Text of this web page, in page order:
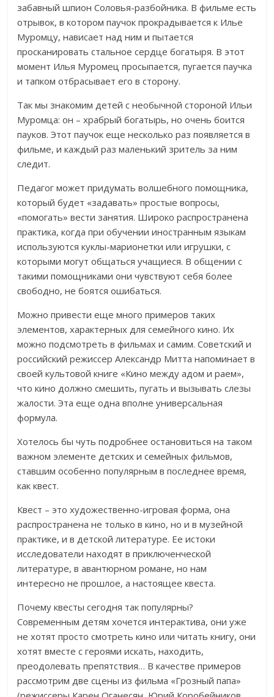
забавный шпион Соловья-разбойника. В фильме есть
отрывок, в котором паучок прокрадывается к Илье
Муромцу, нависает над ним и пытается
просканировать стальное сердце богатыря. В этот
момент Илья Муромец просыпается, пугается паучка
и тапком отбрасывает его в сторону.
Так мы знакомим детей с необычной стороной Ильи
Муромца: он – храбрый богатырь, но очень боится
пауков. Этот паучок еще несколько раз появляется в
фильме, и каждый раз маленький зритель за ним
следит.
Педагог может придумать волшебного помощника,
который будет «задавать» простые вопросы,
«помогать» вести занятия. Широко распространена
практика, когда при обучении иностранным языкам
используются куклы-марионетки или игрушки, с
которыми могут общаться учащиеся. В общении с
такими помощниками они чувствуют себя более
свободно, не боятся ошибаться.
Можно привести еще много примеров таких
элементов, характерных для семейного кино. Их
можно подсмотреть в фильмах и самим. Советский и
российский режиссер Александр Митта напоминает в
своей культовой книге «Кино между адом и раем»,
что кино должно смешить, пугать и вызывать слезы
жалости. Эта еще одна вполне универсальная
формула.
Хотелось бы чуть подробнее остановиться на таком
важном элементе детских и семейных фильмов,
ставшим особенно популярным в последнее время,
как квест.
Квест – это художественно-игровая форма, она
распространена не только в кино, но и в музейной
практике, и в детской литературе. Ее истоки
исследователи находят в приключенческой
литературе, в авантюрном романе, но нам
интересно не прошлое, а настоящее квеста.
Почему квесты сегодня так популярны?
Современным детям хочется интерактива, они уже
не хотят просто смотреть кино или читать книгу, они
хотят вместе с героями искать, находить,
преодолевать препятствия… В качестве примеров
рассмотрим две сцены из фильма «Грозный папа»